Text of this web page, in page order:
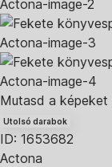
Mutasd a képeket
Utolsó darabok
ID: 1653682
Actona